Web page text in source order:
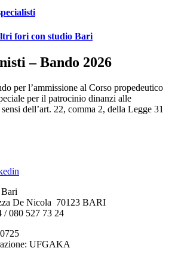
fori con studio Bari
– Bando 2026
per l’ammissione al Corso propedeutico
per il patrocinio dinanzi alle
dell’art. 22, comma 2, della Legge 31
De Nicola 70123 BARI
/ 080 527 73 24
UFGAKA